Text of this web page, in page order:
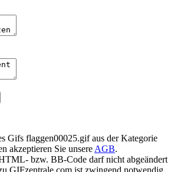
Gifs flaggen00025.gif aus der Kategorie
akzeptieren Sie unsere AGB.
bzw. BB-Code darf nicht abgeändert
GIFzentrale.com ist zwingend notwendig.